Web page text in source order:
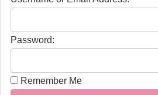
Password:
Remember Me